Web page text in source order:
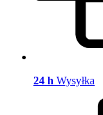
24 h Wysyłka